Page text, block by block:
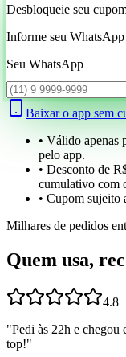
Desbloqueie seu
Informe seu
Seu WhatsApp
Baixar o app sem
• Válido apenas
pelo app.
• Desconto de
cumulativo com
• Cupom sujeito
Milhares de pedidos
Quem usa,
4.8
"Pedi às 22h e chegou
top!"